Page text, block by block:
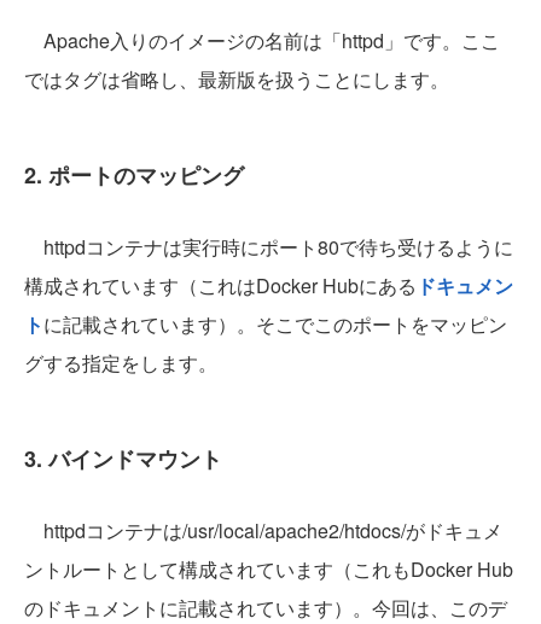
Apache入りのイメージの名前は「httpd」です。ここ
ではタグは省略し、最新版を扱うことにします。
2. ポートのマッピング
httpdコンテナは実行時にポート80で待ち受けるように
構成されています（これはDocker Hubにある ドキュメン
トに記載されています）。そこでこのポートをマッピン
グする指定をします。
3. バインドマウント
httpdコンテナは/usr/local/apache2/htdocs/がドキュメ
ントルートとして構成されています（これもDocker Hub
のドキュメントに記載されています）。今回は、このデ